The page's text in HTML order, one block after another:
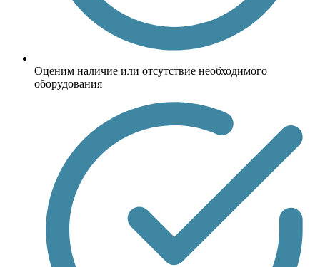
Оценим наличие или отсутствие необходимого
оборудования